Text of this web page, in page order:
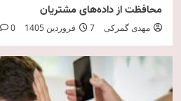
محافظت از داده‌های مشتریان
مهدی گمرکی 7 فروردین 1405 0